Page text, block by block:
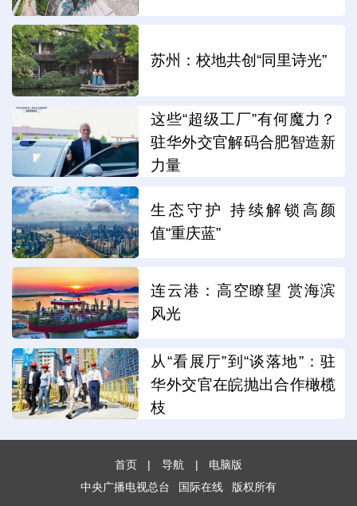
苏州：校地共创“同里诗光”
这些“超级工厂”有何魔力？
驻华外交官解码合肥智造新
力量
生态守护 持续解锁高颜
值“重庆蓝”
连云港：高空瞭望 赏海滨
风光
从“看展厅”到“谈落地”：驻
华外交官在皖抛出合作橄榄
枝
首页 | 导航 |
电脑版
中央广播电视总台
国际在线 版权所有